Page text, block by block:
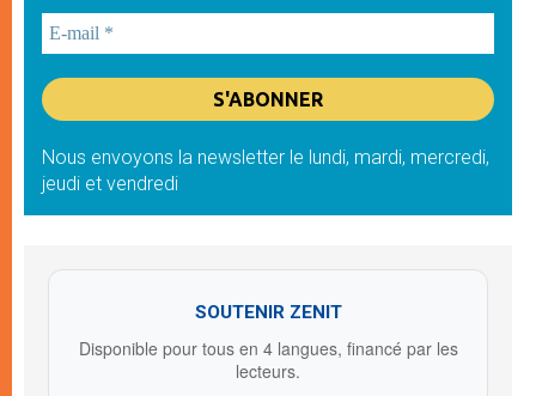
Nous envoyons la newsletter le lundi, mardi, mercredi,
jeudi et vendredi
SOUTENIR ZENIT
Disponible pour tous en 4 langues, financé par les
lecteurs.